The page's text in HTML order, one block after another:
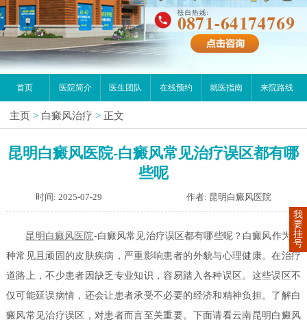
首页 医院简介 医生团队 在线预约 就医指南 来院路线
主页 > 白癜风治疗 > 正文
昆明白癜风医院-白癜风常见治疗误区都有哪
些呢
时间: 2025-07-29 作者: 昆明白癜风医院
昆明白癜风医院-白癜风常见治疗误区都有哪些呢？白癜风作为一
种常见且顽固的皮肤疾病，严重影响患者的外貌与心理健康。在治疗
道路上，不少患者因缺乏专业知识，容易踏入各种误区。这些误区不
仅可能延误病情，还会让患者承受不必要的经济和精神负担。了解白
癜风常见治疗误区，对患者而言至关重要。下面请看云南昆明白癜风
我
要
挂
号